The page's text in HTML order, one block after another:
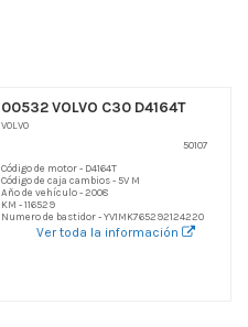
00532 VOLVO C30 D4164T
VOLVO
50107
Código de motor - D4164T
Código de caja cambios - 5V M
Año de vehículo - 2008
KM - 116529
Numero de bastidor - YV1MK765292124220
Ver toda la información